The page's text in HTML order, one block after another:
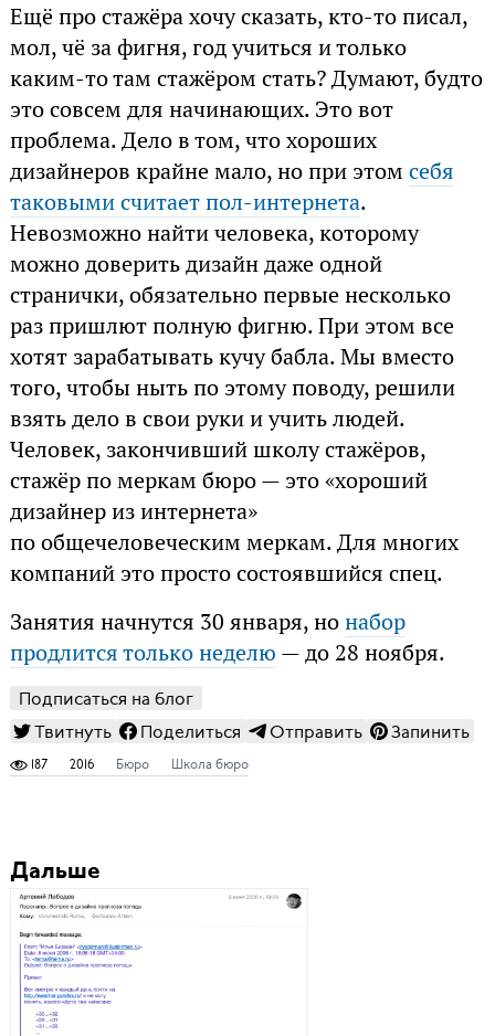
Ещё про стажёра хочу сказать, кто-то писал,
мол, чё за фигня, год учиться и только
каким-то там стажёром стать? Думают, будто
это совсем для начинающих. Это вот
проблема. Дело в том, что хороших
дизайнеров крайне мало, но при этом себя
таковыми считает пол-интернета.
Невозможно найти человека, которому
можно доверить дизайн даже одной
странички, обязательно первые несколько
раз пришлют полную фигню. При этом все
хотят зарабатывать кучу бабла. Мы вместо
того, чтобы ныть по этому поводу, решили
взять дело в свои руки и учить людей.
Человек, закончивший школу стажёров,
стажёр по меркам бюро — это «хороший
дизайнер из интернета»
по общечеловеческим меркам. Для многих
компаний это просто состоявшийся спец.
Занятия начнутся 30 января, нонабор
продлится только неделю — до 28 ноября.
Подписаться на блог
Твитнуть
Поделиться Отправить Запинить
187 2016 Бюро Школа бюро
Дальше